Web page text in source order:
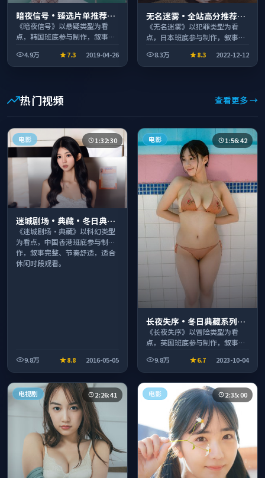
暗夜信号·臻选片单推荐画
质清晰观看流畅
《暗夜信号》以悬疑类型为看
点，韩国班底参与制作，叙事完
看。4.9万 7.3 2019-04-26
无名迷雾·全站高分推荐节
奏紧凑值得追看
《无名迷雾》以犯罪类型为看
点，日本班底参与制作，叙事完
看。8.3万 8.3 2022-12-12
热门视频 查看更多 →
电影 1:32:30
迷城剧场·典藏·冬日典藏
系列温情叙事引人入胜
《迷城剧场·典藏》以科幻类型
为看点，中国香港班底参与制
作，叙事完整、节奏舒适，适合
休闲时段观看。
9.8万 8.8 2016-05-05
电影 1:56:42
长夜失序·冬日典藏系列温
情叙事引人入胜
《长夜失序》以冒险类型为看
点，英国班底参与制作，叙事完
看。9.8万 6.7 2023-10-04
电视剧 2:26:41 电影 2:35:00